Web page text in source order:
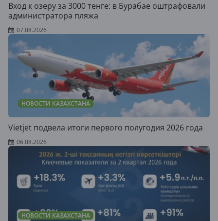
Вход к озеру за 3000 тенге: в Бурабае оштрафовали
администратора пляжа
07.08.2026
НОВОСТИ КАЗАХСТАНА
Vietjet подвела итоги первого полугодия 2026 года
06.08.2026
НОВОСТИ КАЗАХСТАНА